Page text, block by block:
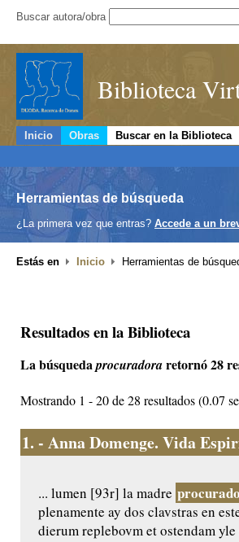
Buscar autora/obra
Biblioteca
Inicio Obras Buscar en la Biblioteca
Herramientas de búsqueda
¿La primera vez que entras? Accede a un
Estás en Inicio Herramientas de
Resultados en la Biblioteca
La búsquedaprocuradoraretornó 28
Mostrando 1 - 20 de 28 resultados (0.07
1. - Anna Domenge. Vida
... lumen [93r] la madre
plenamente ay dos clavstras en
dierum replebovm et ostendam